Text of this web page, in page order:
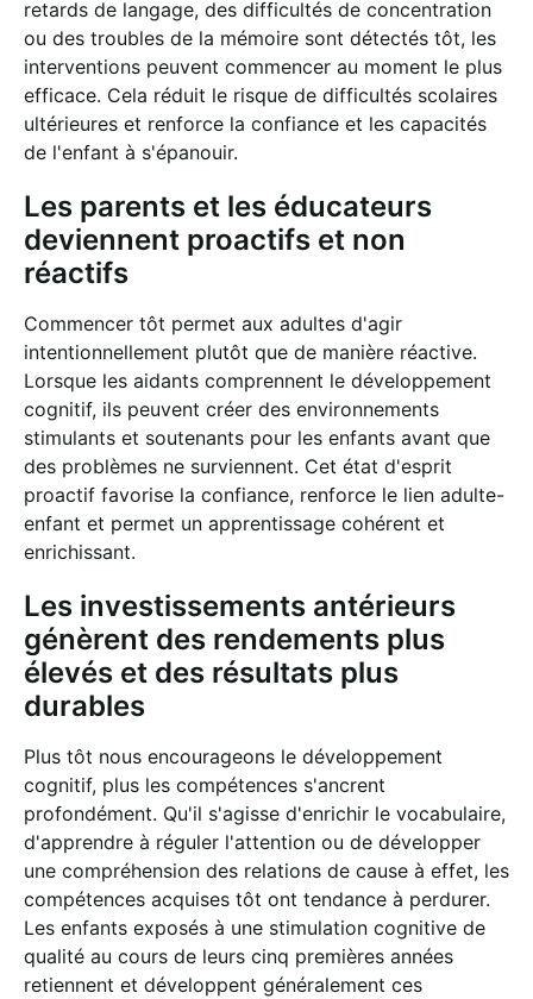
retards de langage, des difficultés de concentration
ou des troubles de la mémoire sont détectés tôt, les
interventions peuvent commencer au moment le plus
efficace. Cela réduit le risque de difficultés scolaires
ultérieures et renforce la confiance et les capacités
de l'enfant à s'épanouir.
Les parents et les éducateurs
deviennent proactifs et non
réactifs
Commencer tôt permet aux adultes d'agir
intentionnellement plutôt que de manière réactive.
Lorsque les aidants comprennent le développement
cognitif, ils peuvent créer des environnements
stimulants et soutenants pour les enfants avant que
des problèmes ne surviennent. Cet état d'esprit
proactif favorise la confiance, renforce le lien adulte-
enfant et permet un apprentissage cohérent et
enrichissant.
Les investissements antérieurs
génèrent des rendements plus
élevés et des résultats plus
durables
Plus tôt nous encourageons le développement
cognitif, plus les compétences s'ancrent
profondément. Qu'il s'agisse d'enrichir le vocabulaire,
d'apprendre à réguler l'attention ou de développer
une compréhension des relations de cause à effet, les
compétences acquises tôt ont tendance à perdurer.
Les enfants exposés à une stimulation cognitive de
qualité au cours de leurs cinq premières années
retiennent et développent généralement ces